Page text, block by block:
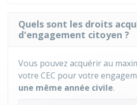
Quels sont les droits
d'engagement citoyen ?
Vous pouvez acquérir au
votre CEC pour votre
une même année civile.